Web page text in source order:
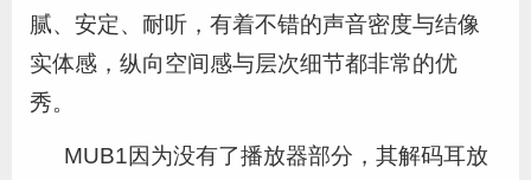
腻、安定、耐听，有着不错的声音密度与结像
实体感，纵向空间感与层次细节都非常的优
秀。
MUB1因为没有了播放器部分，其解码耳放